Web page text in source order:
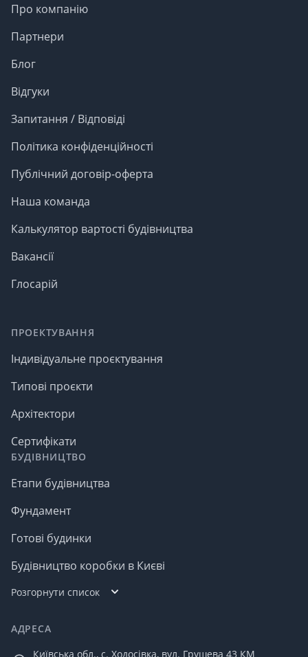
Про компанію
Партнери
Блог
Відгуки
Запитання / Відповіді
Політика конфіденційності
Публічний договір-оферта
Наша команда
Калькулятор вартості будівництва
Вакансії
Глосарій
ПРОЕКТУВАННЯ
Індивідуальне проєктування
Типові проєкти
Архітектори
Сертифікати
БУДІВНИЦТВО
Етапи будівництва
Фундамент
Готові будинки
Будівництво коробки в Києві
Розгорнути список
АДРЕСА
Київська обл., с. Ходосівка, вул. Грушева 43 КМ